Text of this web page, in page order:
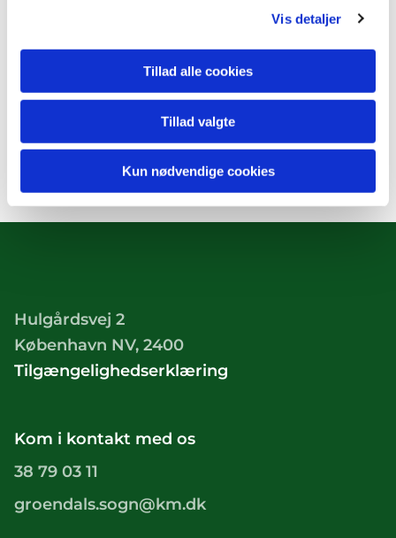
Vis detaljer
Tillad alle cookies
Tillad valgte
Kun nødvendige cookies
Hulgårdsvej 2
København NV, 2400
Tilgængelighedserklæring
Kom i kontakt med os
38 79 03 11
groendals.sogn@km.dk